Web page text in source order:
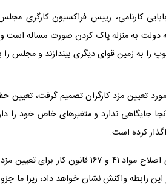
کارنامی، رییس فراکسیون کارگری مجلس
تعیین مزد کارگران به دولت به منزله پاک کردن صورت
به زمین قوای دیگری بیندازند و مجلس را
مزد کارگران تصمیم گرفت، تعیین
کرده است.
بابایی درباره اظهارات معاون وزیر کار مبنی بر اینکه لایحه
رابطه واکنش نشان خواهد داد، زیرا ما